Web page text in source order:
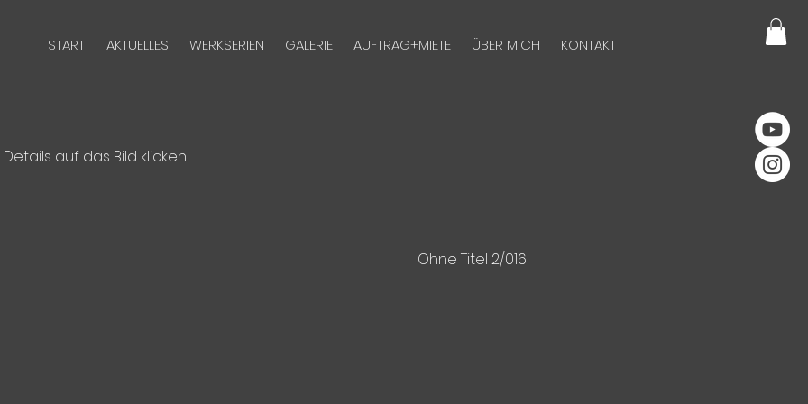
START AKTUELLES WERKSERIEN GALERIE AUFTRAG+MIETE ÜBER MICH KONTAKT
Details auf das Bild klicken
Ohne Titel 2/016